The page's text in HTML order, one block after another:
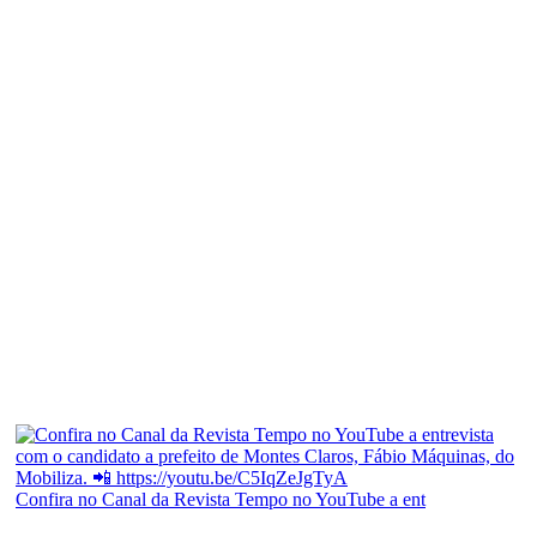
Confira no Canal da Revista Tempo no YouTube a ent